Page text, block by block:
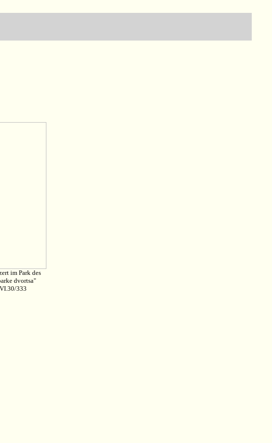
im Park des
dvortsa"
333